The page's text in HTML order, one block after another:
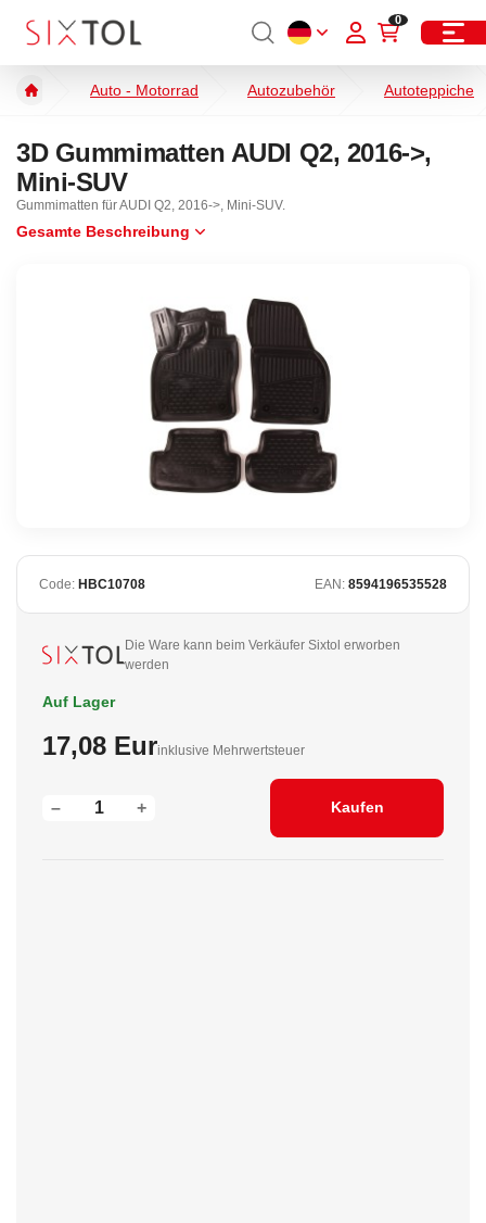
0
Auto - Motorrad Autozubehör Autoteppiche
3D Gummimatten AUDI Q2, 2016->,
Mini-SUV
Gummimatten für AUDI Q2, 2016->, Mini-SUV.
Gesamte Beschreibung
Code: HBC10708 EAN: 8594196535528
Die Ware kann beim Verkäufer Sixtol erworben
werden
Auf Lager
17,08 Eurinklusive Mehrwertsteuer
+
– Kaufen